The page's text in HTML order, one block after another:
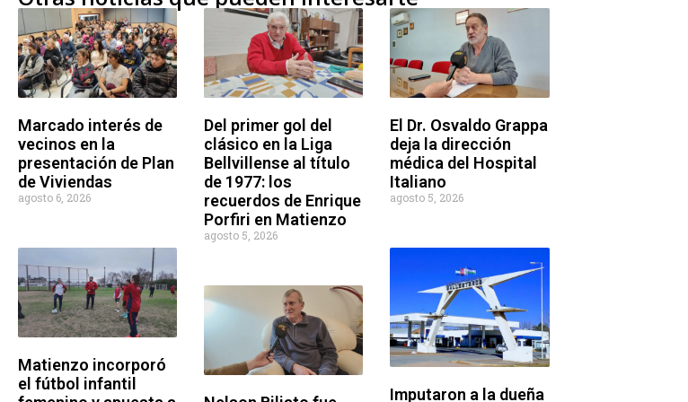
Marcado interés de
vecinos en la
presentación de Plan
de Viviendas
agosto 6, 2026
Del primer gol del
clásico en la Liga
Bellvillense al título
de 1977: los
recuerdos de Enrique
Porfiri en Matienzo
agosto 5, 2026
El Dr. Osvaldo Grappa
deja la dirección
médica del Hospital
Italiano
agosto 5, 2026
Matienzo incorporó
el fútbol infantil
Imputaron a la dueña